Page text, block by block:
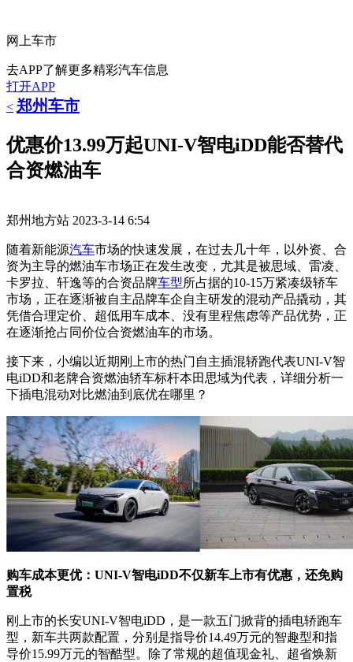
网上车市
去APP了解更多精彩汽车信息
打开APP
< 郑州车市
优惠价13.99万起UNI-V智电iDD能否替代
合资燃油车
郑州地方站 2023-3-14 6:54
随着新能源汽车市场的快速发展，在过去几十年，以外资、合
资为主导的燃油车市场正在发生改变，尤其是被思域、雷凌、
卡罗拉、轩逸等的合资品牌车型所占据的10-15万紧凑级轿车
市场，正在逐渐被自主品牌车企自主研发的混动产品撬动，其
凭借合理定价、超低用车成本、没有里程焦虑等产品优势，正
在逐渐抢占同价位合资燃油车的市场。
接下来，小编以近期刚上市的热门自主插混轿跑代表UNI-V智
电iDD和老牌合资燃油轿车标杆本田思域为代表，详细分析一
下插电混动对比燃油到底优在哪里？
购车成本更优：UNI-V智电iDD不仅新车上市有优惠，还免购
置税
刚上市的长安UNI-V智电iDD，是一款五门掀背的插电轿跑车
型，新车共两款配置，分别是指导价14.49万元的智趣型和指
导价15.99万元的智酷型。除了常规的超值现金礼、超省焕新